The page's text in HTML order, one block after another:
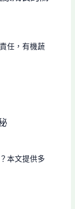
任，有機蔬
本文提供多